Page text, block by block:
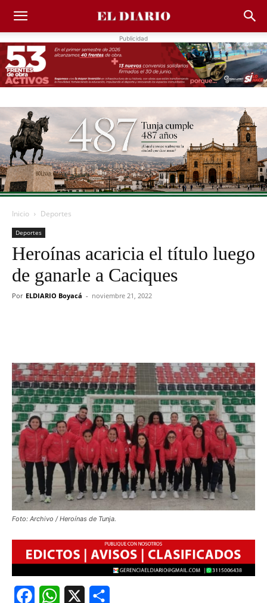
Publicidad
Inicio Deportes
Deportes
Heroínas acaricia el título luego
de ganarle a Caciques
Por ELDIARIO Boyacá - noviembre 21, 2022
Foto: Archivo / Heroínas de Tunja.
FacebookWhatsApp